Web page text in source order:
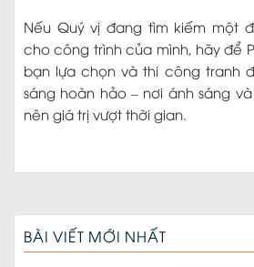
Nếu Quý vị đang tìm kiếm một
cho công trình của mình, hãy để
bạn lựa chọn và thi công tranh
sáng hoàn hảo – nơi ánh sáng
nên giá trị vượt thời gian.
BÀI VIẾT MỚI NHẤT